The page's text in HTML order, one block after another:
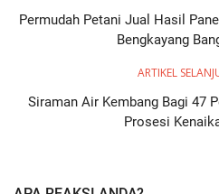
Permudah Petani Jual Hasil
Bengkayang
ARTIKEL
Siraman Air Kembang Bagi 47
Prosesi